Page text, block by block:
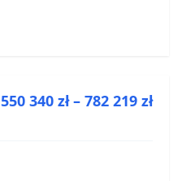
550 340 zł – 782 219 zł